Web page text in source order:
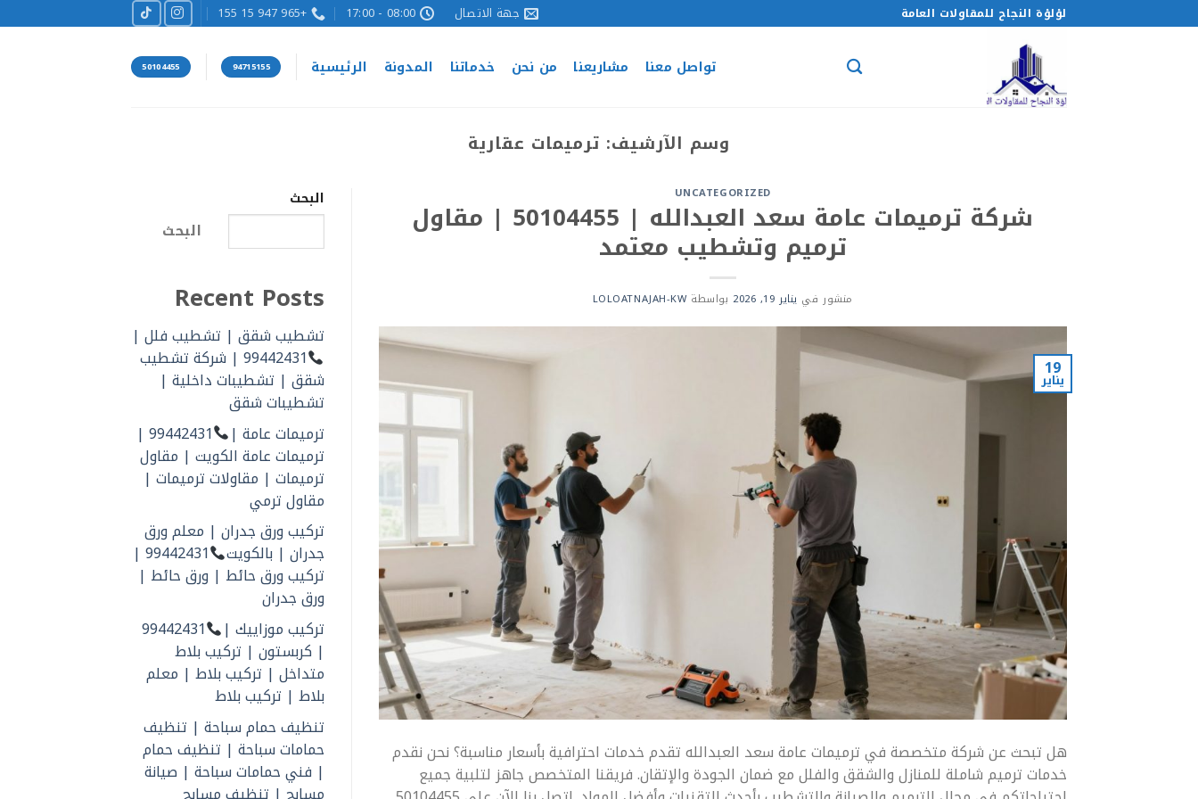
للمحتوى
لؤلؤة النجاح للمقاولات العامة جهة الاتصال 08:00 - 17:00
+965 947 15 155
تواصل معنا مشاريعنا من نحن خدماتنا المدونة الرئيسية 94715155
50104455
وسم الآرشيف: ترميمات عقارية
UNCATEGORIZED
شركة ترميمات عامة سعد العبدالله | 50104455 | مقاول
ترميم وتشطيب معتمد
منشور في يناير 19, 2026 بواسطةLOLOATNAJAH-KW
19
يناير
هل تبحث عن شركة متخصصة في ترميمات عامة سعد العبدالله تقدم خدمات احترافية بأسعار مناسبة؟ نحن نقدم
خدمات ترميم شاملة للمنازل والشقق والفلل مع ضمان الجودة والإتقان. فريقنا المتخصص جاهز لتلبية جميع
البحث
البحث
Recent Posts
تشطيب شقق | تشطيب فلل |
99442431 | شركة تشطيب
شقق | تشطيبات داخلية |
تشطيبات شقق
ترميمات عامة |
99442431 |
ترميمات عامة الكويت | مقاول
ترميمات | مقاولات ترميمات |
مقاول ترمي
تركيب ورق جدران | معلم ورق
جدران | بالكويت
99442431 |
تركيب ورق حائط | ورق حائط |
ورق جدران
تركيب موزاييك |
99442431
| كربستون | تركيب بلاط
متداخل | تركيب بلاط | معلم
بلاط | تركيب بلاط
تنظيف حمام سباحة | تنظيف
حمامات سباحة | تنظيف حمام
| فني حمامات سباحة | صيانة